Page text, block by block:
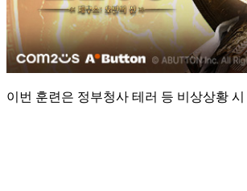
이번 훈련은 정부청사 테러 등 비상상황